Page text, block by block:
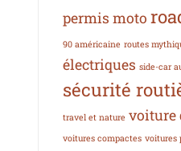
permis moto
90 américaine routes
électriques side-car
sécurité
travel et nature voiture
voitures compactes voitures